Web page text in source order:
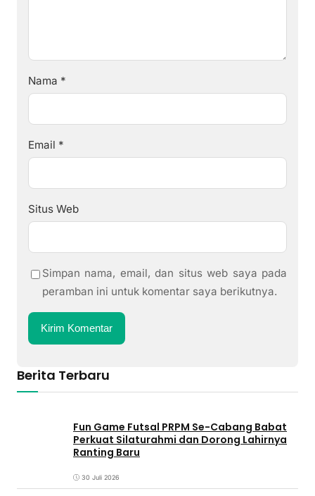
Nama *
Email *
Situs Web
Simpan nama, email, dan situs web saya pada
peramban ini untuk komentar saya berikutnya.
Berita Terbaru
Fun Game Futsal PRPM Se-Cabang Babat
Perkuat Silaturahmi dan Dorong Lahirnya
Ranting Baru
30 Juli 2026